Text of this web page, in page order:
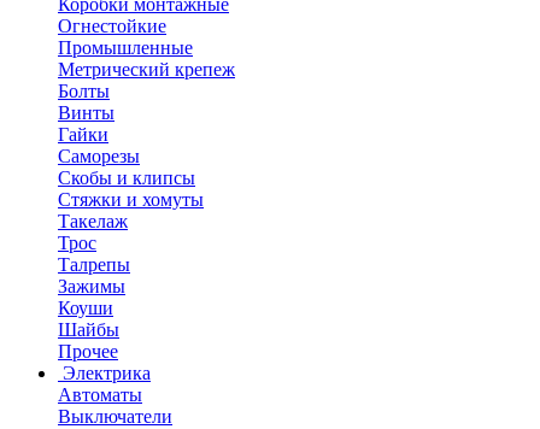
Коробки монтажные
Огнестойкие
Промышленные
Метрический крепеж
Болты
Винты
Гайки
Саморезы
Скобы и клипсы
Стяжки и хомуты
Такелаж
Трос
Талрепы
Зажимы
Коуши
Шайбы
Прочее
Электрика
Автоматы
Выключатели